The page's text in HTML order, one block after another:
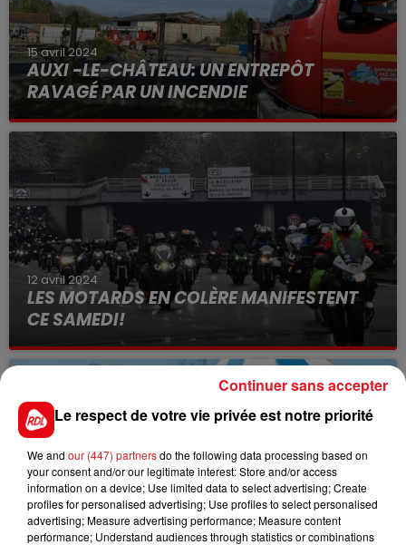
15 avril 2024
AUXI -LE-CHÂTEAU: UN ENTREPÔT
RAVAGÉ PAR UN INCENDIE
12 avril 2024
LES MOTARDS EN COLÈRE MANIFESTENT
CE SAMEDI!
10 avril 2024
BAGATELLE PRÉPARE SA RÉOUVERTURE, LE
Le respect de votre vie privée est notre priorité
We and our (447) partnersdo the following data processing based on
your consent and/or our legitimate interest: Store and/or access
information on a device; Use limited data to select advertising; Create
profiles for personalised advertising; Use profiles to select personalised
advertising; Measure advertising performance; Measure content
performance; Understand audiences through statistics or combinations
Continuer sans accepter